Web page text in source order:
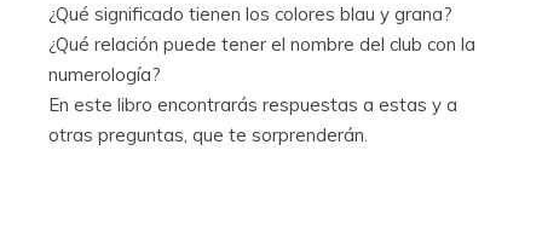
¿Qué significado tienen los colores blau y grana?
¿Qué relación puede tener el nombre del club con la
numerología?
En este libro encontrarás respuestas a estas y a
otras preguntas, que te sorprenderán.